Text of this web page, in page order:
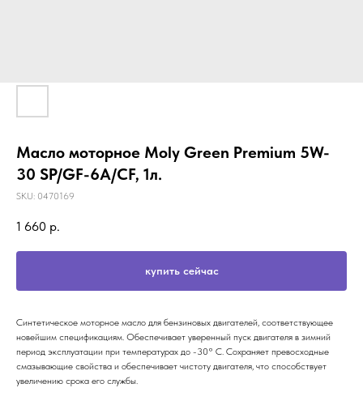
Масло моторное Moly Green Premium 5W-
30 SP/GF-6A/CF, 1л.
SKU: 0470169
1 660 р.
купить сейчас
Синтетическое моторное масло для бензиновых двигателей, соответствующее
новейшим спецификациям. Обеспечивает уверенный пуск двигателя в зимний
период эксплуатации при температурах до -30° С. Сохраняет превосходные
смазывающие свойства и обеспечивает чистоту двигателя, что способствует
увеличению срока его службы.